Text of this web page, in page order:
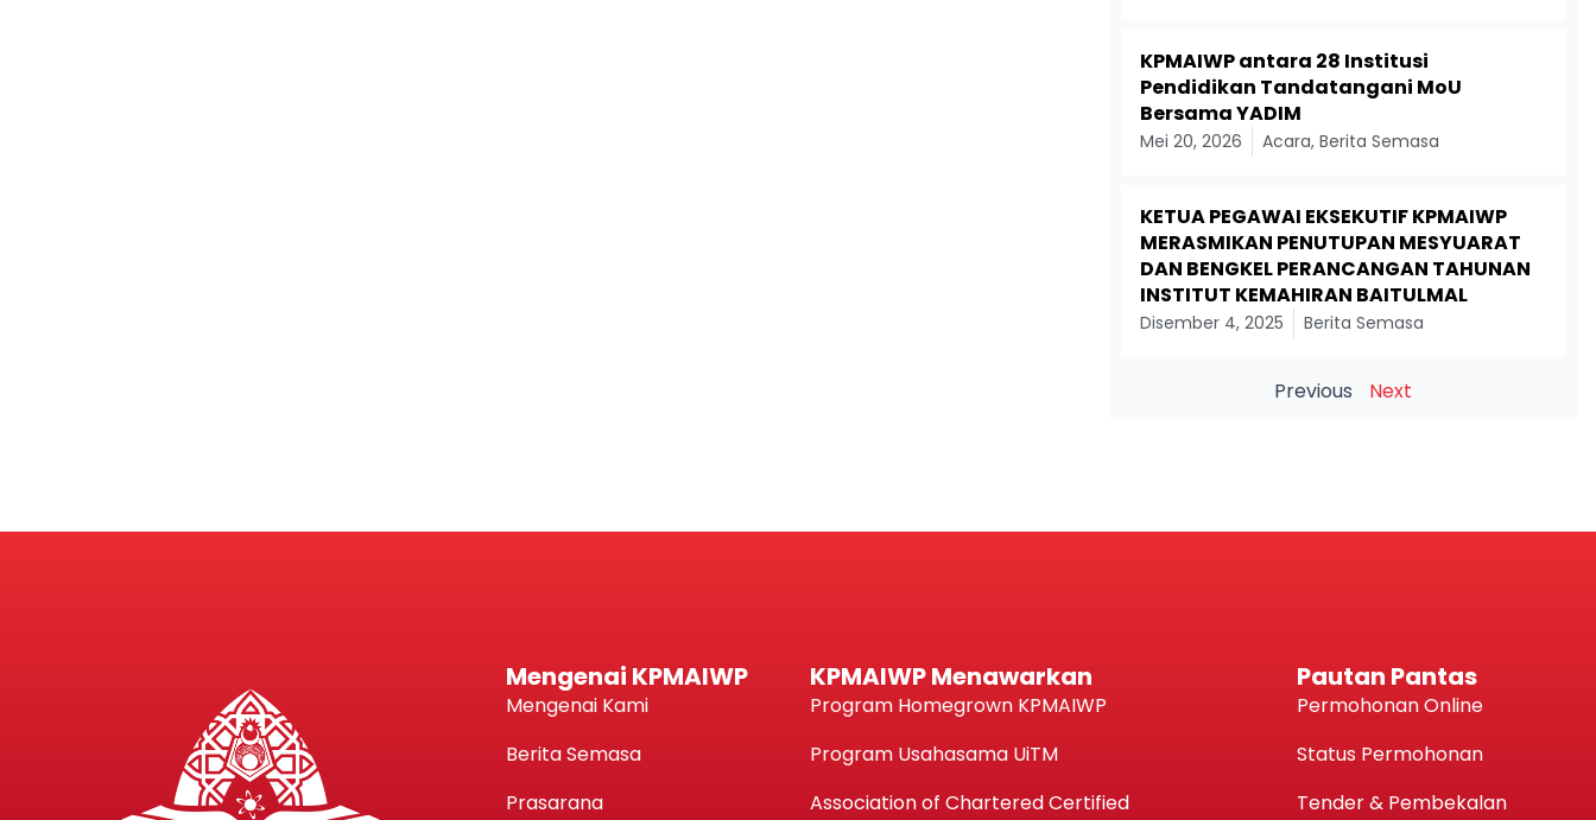
KPMAIWP antara 28 Institusi
Pendidikan Tandatangani MoU
Bersama YADIM
Mei 20, 2026 Acara,Berita Semasa
KETUA PEGAWAI EKSEKUTIF KPMAIWP
MERASMIKAN PENUTUPAN MESYUARAT
DAN BENGKEL PERANCANGAN TAHUNAN
INSTITUT KEMAHIRAN BAITULMAL
Disember 4, 2025 Berita Semasa
Previous Next
Mengenai KPMAIWP
Mengenai Kami
Berita Semasa
Prasarana
KPMAIWP Menawarkan
Program Homegrown KPMAIWP
Program Usahasama UiTM
Association of Chartered Certified
Pautan Pantas
Permohonan Online
Status Permohonan
Tender & Pembekalan